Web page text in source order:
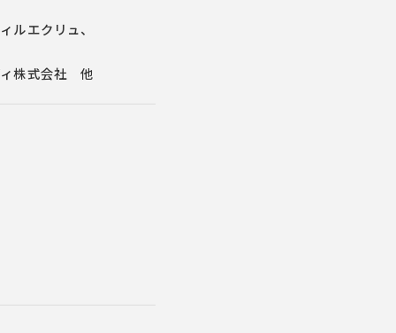
ルエクリュ、
ィ株式会社 他